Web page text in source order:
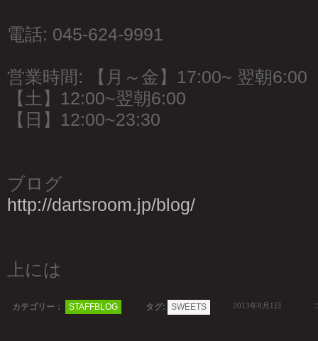
電話: 045-624-9991
営業時間: 【月～金】17:00~ 翌朝6:00
【土】12:00~翌朝6:00
【日】12:00~23:30
ブログ
http://dartsroom.jp/blog/
上には
カテゴリー： STAFFBLOG タグ: SWEETS 2013年8月1日